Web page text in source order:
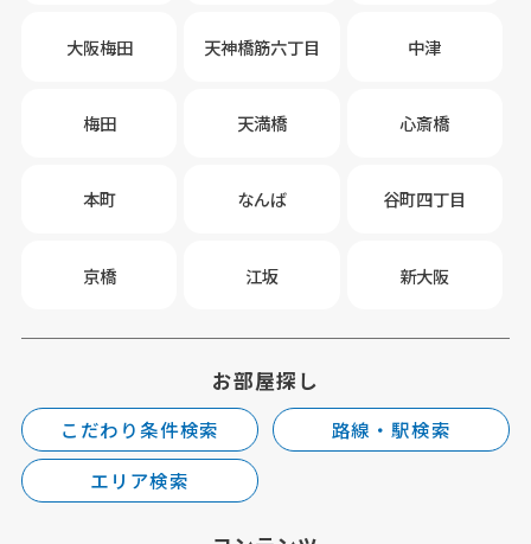
大阪梅田 天神橋筋六丁目 中津
梅田 天満橋 心斎橋
本町 なんば 谷町四丁目
京橋 江坂 新大阪
お部屋探し
こだわり条件検索
路線・駅検索
エリア検索